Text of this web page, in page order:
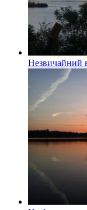
Незвичайний